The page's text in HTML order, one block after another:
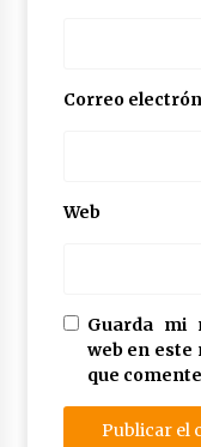
Correo
Web
Guarda mi
web en este
que